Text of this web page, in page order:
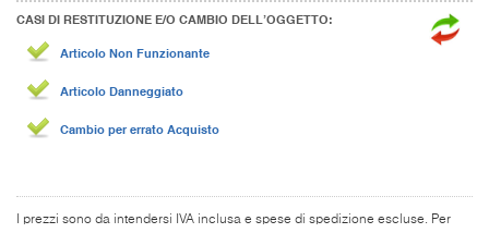
CASI DI RESTITUZIONE E/O CAMBIO DELL’OGGETTO:
Articolo Non Funzionante
Articolo Danneggiato
Cambio per errato Acquisto
I prezzi sono da intendersi IVA inclusa e spese di spedizione escluse. Per